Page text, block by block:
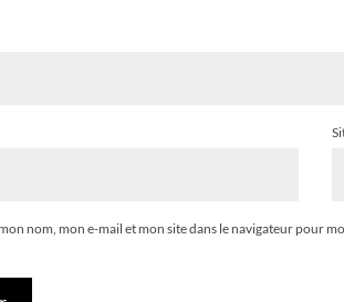
nom, mon e-mail et mon site dans le navigateur pour